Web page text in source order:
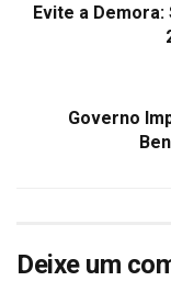
Evite a
Governo
Deixe um